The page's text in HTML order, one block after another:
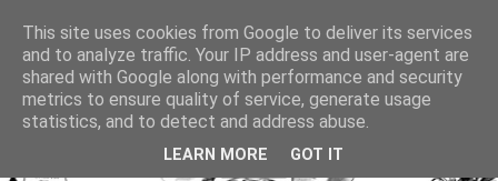
This site uses cookies from Google to deliver its services
and to analyze traffic. Your IP address and user-agent are
shared with Google along with performance and security
metrics to ensure quality of service, generate usage
statistics, and to detect and address abuse.
LEARN MORE GOT IT